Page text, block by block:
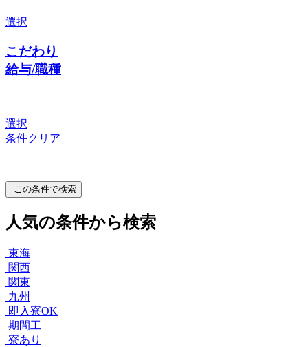
選択
こだわり
給与/職種
選択
条件クリア
この条件で検索
人気の条件から検索
東海
関西
関東
九州
即入寮OK
期間工
寮あり